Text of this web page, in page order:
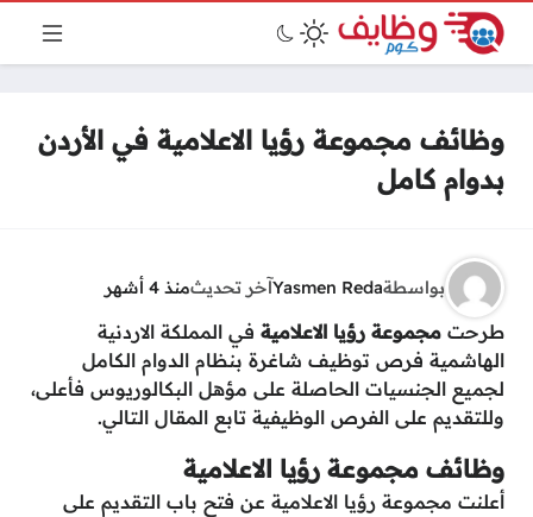
وظائف مجموعة رؤيا الاعلامية في الأردن
بدوام كامل
بواسطةYasmen Redaآخر تحديثمنذ 4 أشهر
طرحت مجموعة رؤيا الاعلامية في المملكة الاردنية
الهاشمية فرص توظيف شاغرة بنظام الدوام الكامل
لجميع الجنسيات الحاصلة على مؤهل البكالوريوس فأعلى،
وللتقديم على الفرص الوظيفية تابع المقال التالي.
وظائف مجموعة رؤيا الاعلامية
أعلنت مجموعة رؤيا الاعلامية عن فتح باب التقديم على